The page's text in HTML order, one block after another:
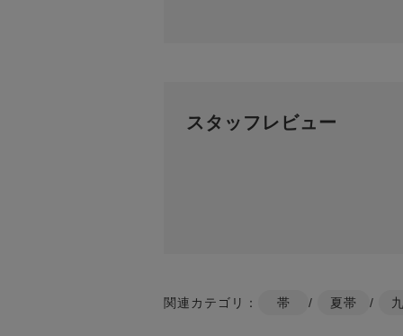
スタッフレビュー
関連カテゴリ： 帯 / 夏帯 /